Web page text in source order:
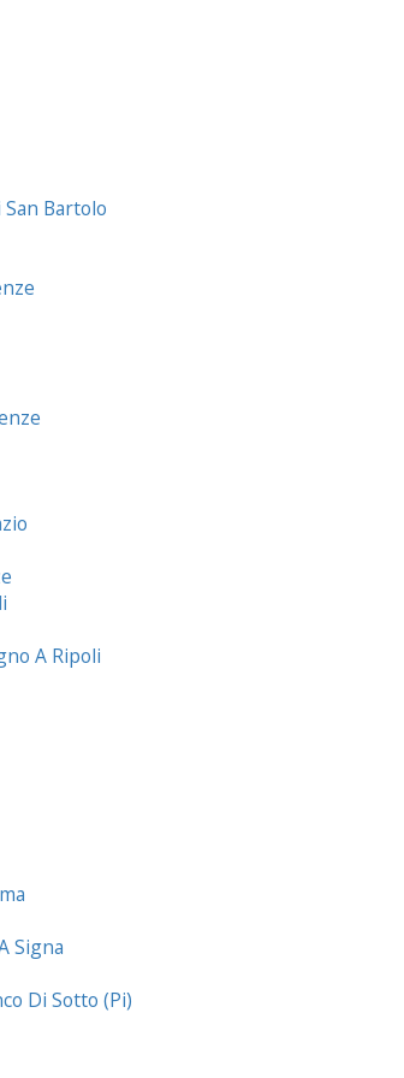
Bartolo
A Ripoli
Signa
Di Sotto (Pi)